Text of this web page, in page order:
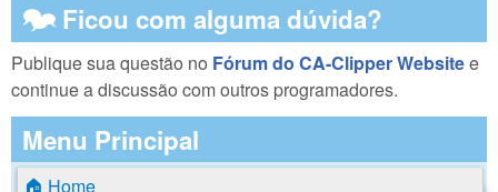
🗫 Ficou com alguma dúvida?
Publique sua questão no Fórum do CA-Clipper Websitee
continue a discussão com outros programadores.
Menu Principal
🏠 Home